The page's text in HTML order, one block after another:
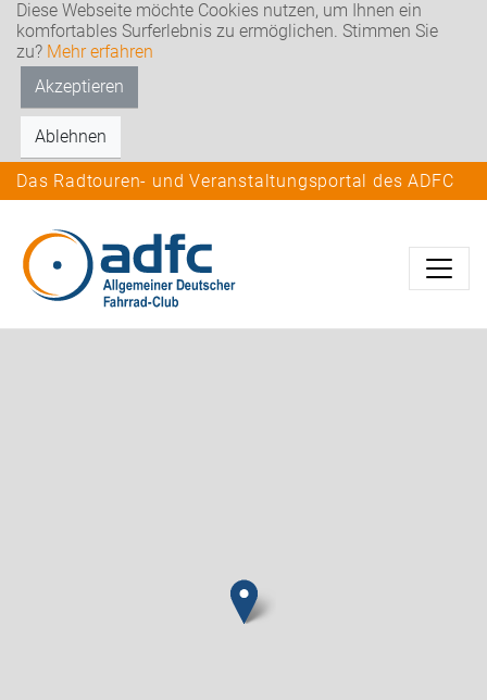
Diese Webseite möchte Cookies nutzen, um Ihnen ein
komfortables Surferlebnis zu ermöglichen. Stimmen Sie
zu? Mehr erfahren
Akzeptieren
Ablehnen
Das Radtouren- und Veranstaltungsportal des ADFC